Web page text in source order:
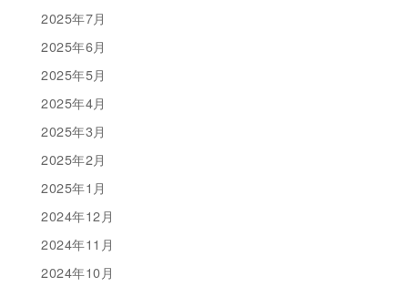
2025年7月
2025年6月
2025年5月
2025年4月
2025年3月
2025年2月
2025年1月
2024年12月
2024年11月
2024年10月